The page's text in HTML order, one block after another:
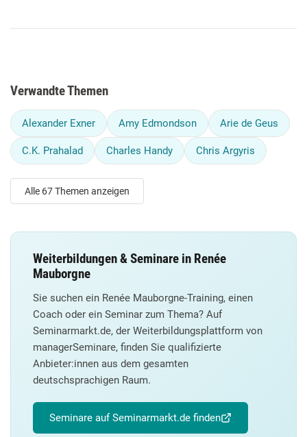
Verwandte Themen
Alexander Exner Amy Edmondson Arie de Geus
C.K. Prahalad Charles Handy Chris Argyris
Alle 67 Themen anzeigen
Weiterbildungen & Seminare in Renée
Mauborgne
Sie suchen ein Renée Mauborgne-Training, einen
Coach oder ein Seminar zum Thema? Auf
Seminarmarkt.de, der Weiterbildungsplattform von
managerSeminare, finden Sie qualifizierte
Anbieter:innen aus dem gesamten
deutschsprachigen Raum.
Seminare auf Seminarmarkt.de finden